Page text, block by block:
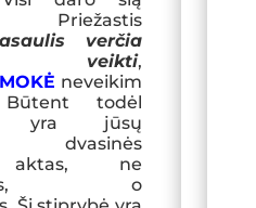
Priežastis
verčia
,
neveikim
todėl
yra jūsų
dvasinės
aktas, ne
o